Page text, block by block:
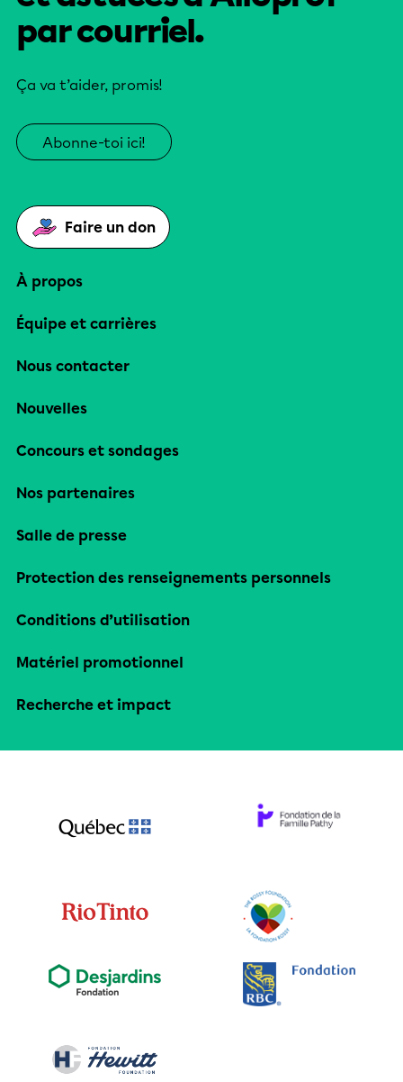
par courriel.
Ça va t’aider, promis!
Abonne-toi ici!
Faire un don
À propos
Équipe et carrières
Nous contacter
Nouvelles
Concours et sondages
Nos partenaires
Salle de presse
Protection des renseignements personnels
Conditions d’utilisation
Matériel promotionnel
Recherche et impact